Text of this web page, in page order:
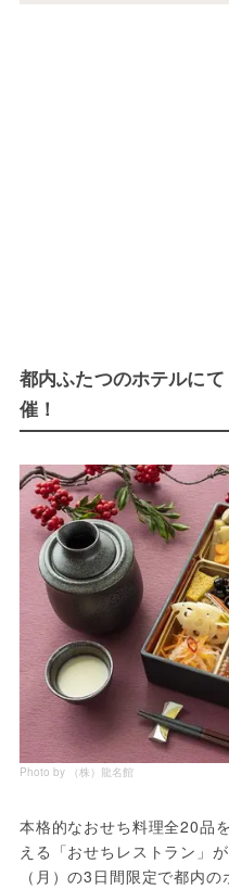
都内ふたつのホテルに
催！
Photo by （株）龍名館
本格的なおせち料理全20品
える「おせちレストラン」
（月）の3日間限定で都内